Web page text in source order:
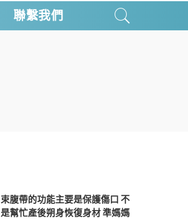
聯繫我們
束腹帶的功能主要是保護傷口 不
是幫忙產後朔身恢復身材 準媽媽